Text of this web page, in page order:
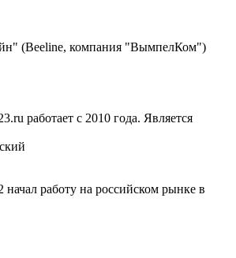
(Beeline, компания "ВымпелКом")
работает с 2010 года. Является
начал работу на российском рынке в